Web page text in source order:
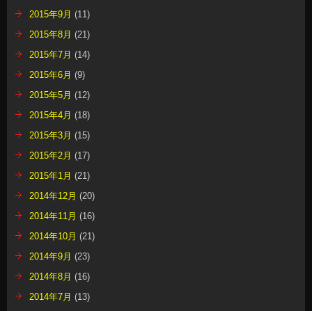
2015年9月 (11)
2015年8月 (21)
2015年7月 (14)
2015年6月 (9)
2015年5月 (12)
2015年4月 (18)
2015年3月 (15)
2015年2月 (17)
2015年1月 (21)
2014年12月 (20)
2014年11月 (16)
2014年10月 (21)
2014年9月 (23)
2014年8月 (16)
2014年7月 (13)